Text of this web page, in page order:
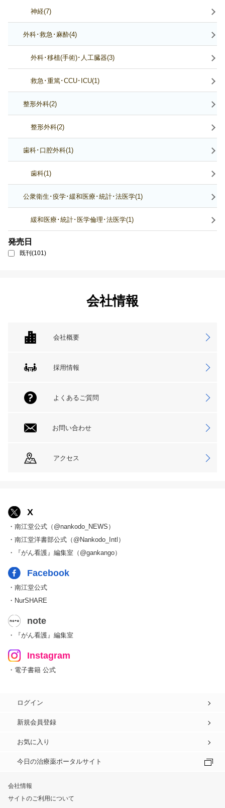
神経(7)
外科･救急･麻酔(4)
外科･移植(手術)･人工臓器(3)
救急･重篤･CCU･ICU(1)
整形外科(2)
整形外科(2)
歯科･口腔外科(1)
歯科(1)
公衆衛生･疫学･緩和医療･統計･法医学(1)
緩和医療･統計･医学倫理･法医学(1)
発売日
既刊(101)
会社情報
会社概要
採用情報
よくあるご質問
お問い合わせ
アクセス
X
・南江堂公式（@nankodo_NEWS）
・南江堂洋書部公式（@Nankodo_Intl）
・『がん看護』編集室（@gankango）
Facebook
・南江堂公式
・NurSHARE
note
・『がん看護』編集室
Instagram
・電子書籍 公式
ログイン
新規会員登録
お気に入り
今日の治療薬ポータルサイト
会社情報
サイトのご利用について